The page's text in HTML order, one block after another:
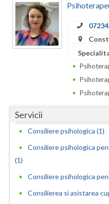
Bucuresti
Buzau
Constanta
Covasna
Dambovita
Galati
Membri
Servicii
Consiliere psihologica (1)
Consiliere psihologica
(1)
Consiliere psihologica
Consilierea si asistarea